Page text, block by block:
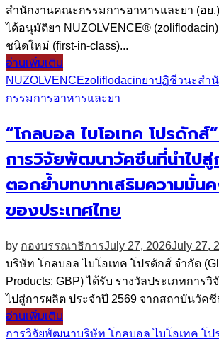
สำนักงานคณะกรรมการอาหารและยา (อย
ได้อนุมัติยา NUZOLVENCE®
ชนิดใหม่ (first-in-class)...
อ่านเพิ่มเติม
NUZOLVENCEzoliflodacinยาปฏิชีวนะสำ
กรรมการอาหารและยา
“โกลบอล ไบโอเทค โปรดักส์
การวิจัยพัฒนาวัคซีนที่นำไปสู่
ตอกย้ำบทบาทเสริมความมั่น
ของประเทศไทย
by กองบรรณาธิการJuly 27, 2026July 27,
บริษัท โกลบอล ไบโอเทค โปรดักส์ จำกัด
Products: GBP) ได้รับ รางวัลประเภทกา
ไปสู่การผลิต ประจำปี 2569 จากสถาบันวัค
อ่านเพิ่มเติม
การวิจัยพัฒนาบริษัท โกลบอล ไบโอเทค โป